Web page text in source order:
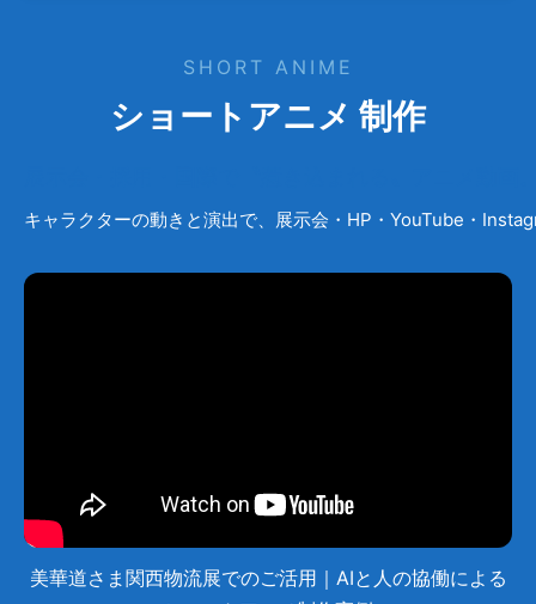
SHORT ANIME
ショートアニメ 制作
キャラクターの動きと演出で、展示会・HP・YouTube・
美華道さま関西物流展でのご活用｜AIと人の協働による